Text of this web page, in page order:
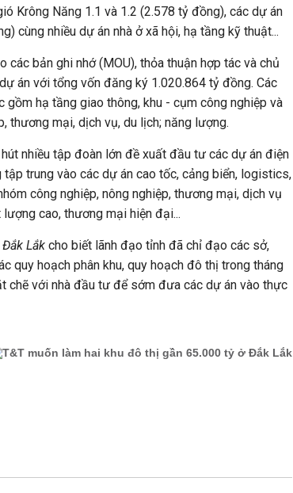
Krông Năng 1.1 và 1.2 (2.578 tỷ đồng), các dự án
cùng nhiều dự án nhà ở xã hội, hạ tầng kỹ thuật...
các bản ghi nhớ (MOU), thỏa thuận hợp tác và chủ
án với tổng vốn đăng ký 1.020.864 tỷ đồng. Các
gồm hạ tầng giao thông, khu - cụm công nghiệp và
thương mại, dịch vụ, du lịch; năng lượng.
nhiều tập đoàn lớn đề xuất đầu tư các dự án điện
trung vào các dự án cao tốc, cảng biển, logistics,
công nghiệp, nông nghiệp, thương mại, dịch vụ
lượng cao, thương mại hiện đại...
Lắk cho biết lãnh đạo tỉnh đã chỉ đạo các sở,
quy hoạch phân khu, quy hoạch đô thị trong tháng
chẽ với nhà đầu tư để sớm đưa các dự án vào thực